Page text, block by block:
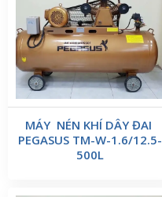
MÁY NÉN KHÍ DÂY ĐAI
PEGASUS TM-W-1.6/12.5-
500L